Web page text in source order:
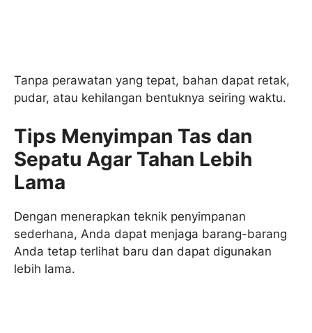
Tanpa perawatan yang tepat, bahan dapat retak,
pudar, atau kehilangan bentuknya seiring waktu.
Tips Menyimpan Tas dan
Sepatu Agar Tahan Lebih
Lama
Dengan menerapkan teknik penyimpanan
sederhana, Anda dapat menjaga barang-barang
Anda tetap terlihat baru dan dapat digunakan
lebih lama.